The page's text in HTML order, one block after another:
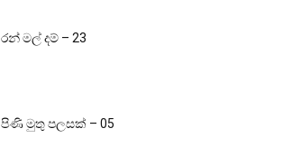
රන් මල් දම් – 23
පිණි මුතු පලසක් – 05